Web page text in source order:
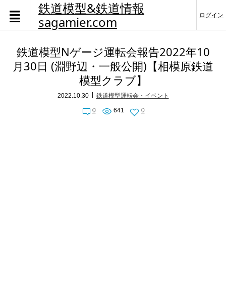
鉄道模型&鉄道情報
sagamier.com
ログイン
鉄道模型Nゲージ運転会報告2022年10
月30日 (淵野辺・一般公開)【相模原鉄道
模型クラブ】
2022.10.30 鉄道模型運転会・イベント
0 641 0